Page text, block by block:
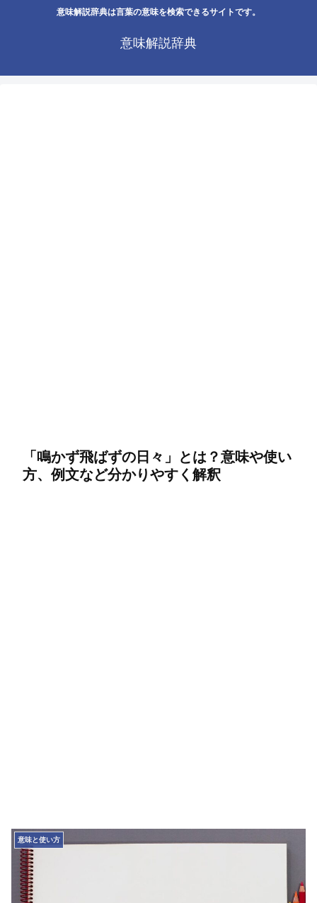
意味解説辞典は言葉の意味を検索できるサイトです。
意味解説辞典
「鳴かず飛ばずの日々」とは？意味や使い
方、例文など分かりやすく解釈
意味と使い方